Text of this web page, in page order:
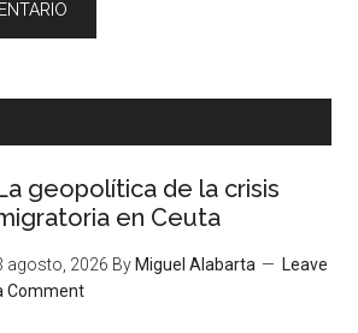
geopolítica de la crisis
en Ceuta
agosto, 2026 By Miguel Alabarta
Leave
Comment